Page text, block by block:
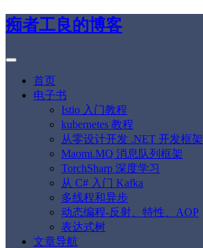
痴者工良的博客
首页
电子书
Istio 入门教程
kubernetes 教程
从零设计开发 .NET 开发框架
Maomi.MQ 消息队列框架
TorchSharp 深度学习
从 C# 入门 Kafka
多线程和异步
动态编程-反射、特性、AOP
表达式树
文章导航